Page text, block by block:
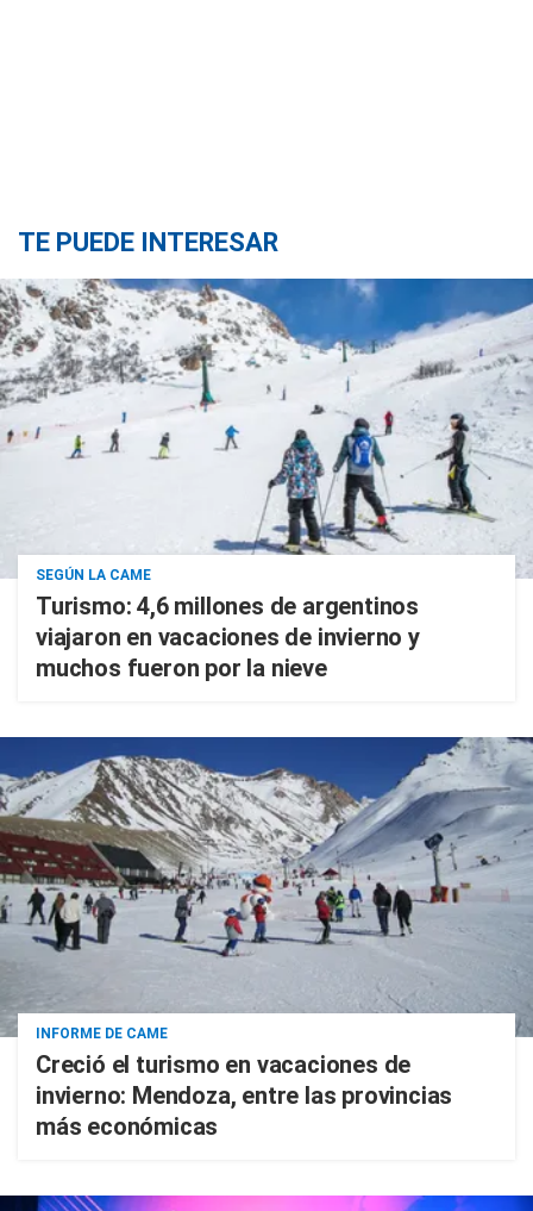
TE PUEDE INTERESAR
SEGÚN LA CAME
Turismo: 4,6 millones de argentinos
viajaron en vacaciones de invierno y
muchos fueron por la nieve
INFORME DE CAME
Creció el turismo en vacaciones de
invierno: Mendoza, entre las provincias
más económicas